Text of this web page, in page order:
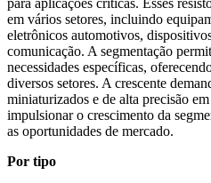
para aplicações críticas. Esses
em vários setores, incluindo
eletrônicos automotivos,
comunicação. A segmentação
necessidades específicas,
diversos setores. A crescente
miniaturizados e de alta precisão
impulsionar o crescimento da
as oportunidades de mercado.
Por tipo